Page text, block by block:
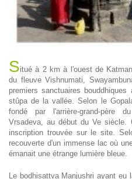
Situé à 2 km à l'ouest de
du fleuve Vishnumati,
premiers sanctuaires
stûpa de la vallée. Selon le
fondé par l'arrière-grand-père
Vrsadeva, au début du Ve siècle.
inscription trouvée sur le site.
recouverte d'un immense lac où
émanait une étrange lumière bleue.
Le bodhisattva Manjushri ayant eu